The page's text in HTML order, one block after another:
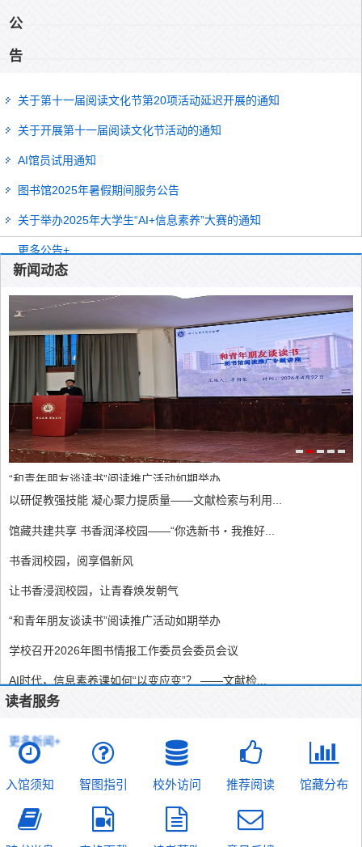
公
告
关于第十一届阅读文化节第20项活动延迟开展的通知
关于开展第十一届阅读文化节活动的通知
AI馆员试用通知
图书馆2025年暑假期间服务公告
关于举办2025年大学生“AI+信息素养”大赛的通知
更多公告+
新闻动态
“和青年朋友谈读书”阅读推广活动如期举办
以研促教强技能 凝心聚力提质量——文献检索与利用...
馆藏共建共享 书香润泽校园——“你选新书・我推好...
书香润校园，阅享倡新风
让书香浸润校园，让青春焕发朝气
“和青年朋友谈读书”阅读推广活动如期举办
学校召开2026年图书情报工作委员会委员会议
AI时代，信息素养课如何“以变应变”？ ——文献检...
我校图书馆荣获2025年四川省大学生信息素养大赛“...
更多新闻+
读者服务
入馆须知 智图指引 校外访问 推荐阅读 馆藏分布